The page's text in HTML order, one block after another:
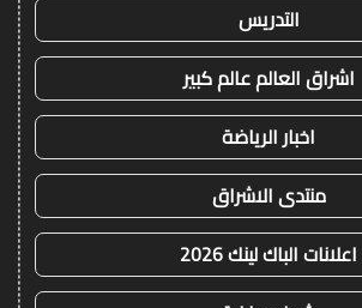
التدريس
اشراق العالم عالم كبير
اخبار الرياضة
منتدى الاشراق
اعلانات الباك لينك 2026